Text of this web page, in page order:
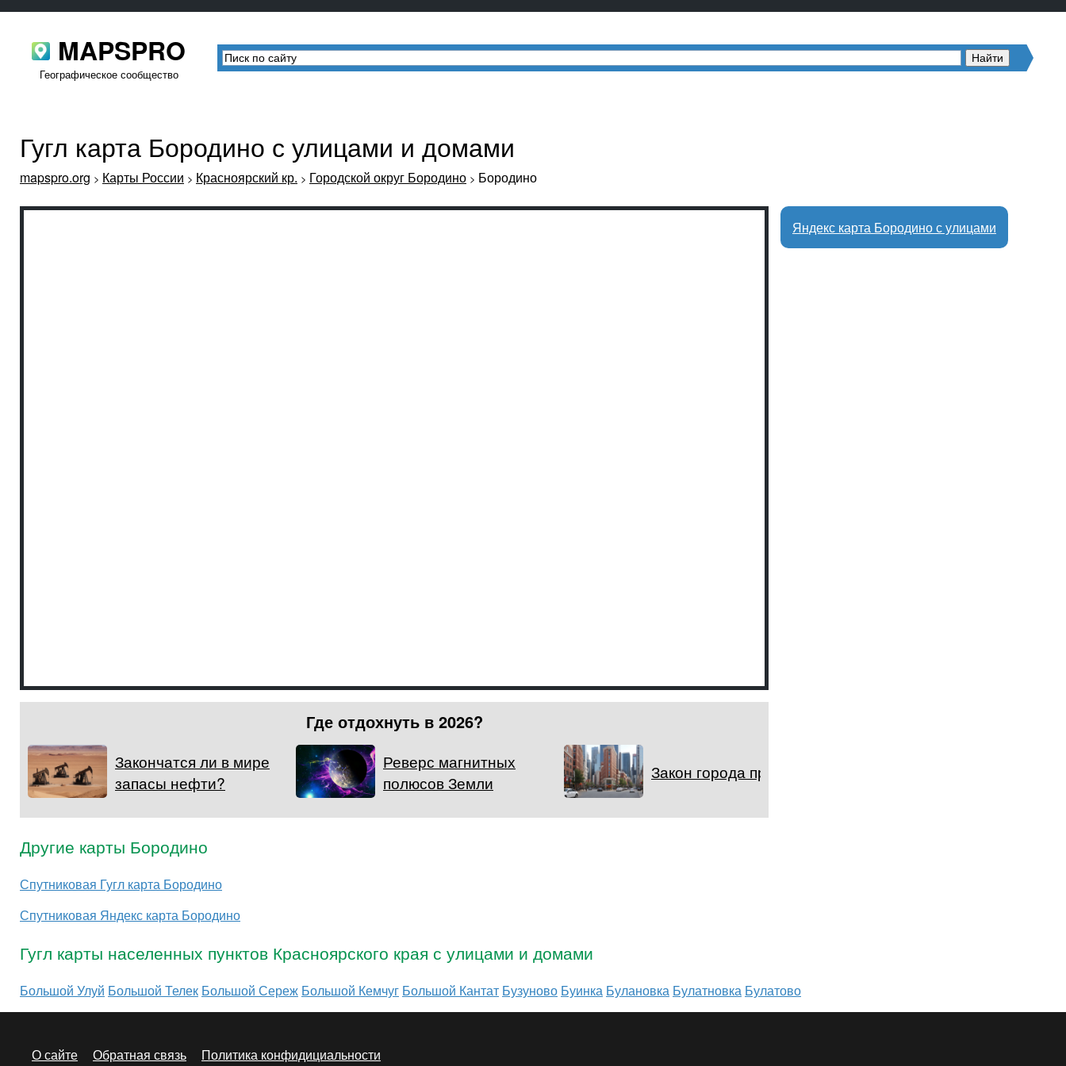
MAPSPRO
Географическое сообщество
Гугл карта Бородино с улицами и домами
mapspro.org > Карты России > Красноярский кр. > Городской округ Бородино > Бородино
Где отдохнуть в 2026?
Закончатся ли в мире
запасы нефти?
Реверс магнитных
полюсов Земли
Закон города примата
Яндекс карта Бородино с улицами
Другие карты Бородино
Спутниковая Гугл карта Бородино
Спутниковая Яндекс карта Бородино
Гугл карты населенных пунктов Красноярского края с улицами и домами
Большой Улуй Большой Телек Большой Сереж Большой Кемчуг Большой Кантат Бузуново Буинка Булановка Булатновка Булатово
О сайте Обратная связь Политика конфидициальности